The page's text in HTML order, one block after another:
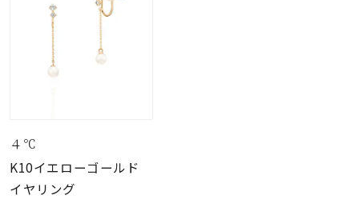
４℃
K10イエローゴールド
イヤリング